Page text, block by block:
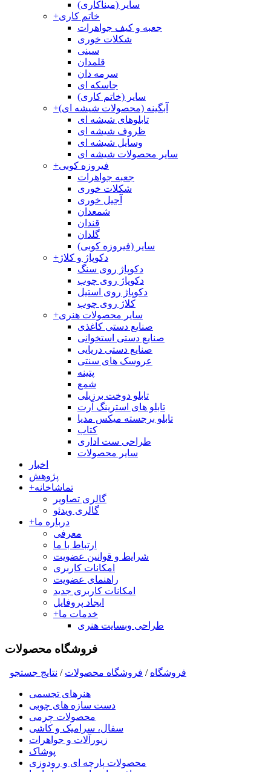
سایر (میناکاری)
+خاتم کاری
جعبه و کیف جواهرات
شکلات خوری
سینی
قلمدان
سرمه دان
جاسکه ای
سایر (خاتم کاری)
+آبگینه (محصولات شیشه ای)
تابلوهای شیشه ای
ظروف شیشه ای
وسایل شیشه ای
سایر محصولات شیشه ای
+فیروزه کوبی
جعبه جواهرات
شکلات خوری
آجیل خوری
شمعدان
قندان
گلدان
سایر (فیروزه کوبی)
+دکوپاژ و کلاژ
دکوپاژ روی سنگ
دکوپاژ روی چوب
دکوپاژ روی استیل
کلاژ روی چوب
+سایر محصولات هنری
صنایع دستی کاغذی
صنایع دستی استخوانی
صنایع دستی دریایی
عروسک های سنتی
پتینه
شمع
تابلو دوخت برزیلی
تابلو های استرینگ آرت
تابلو برجسته میکس مدیا
کتاب
طراحی ست اداری
سایر محصولات
اخبار
پژوهش
+تماشاخانه
گالری تصاویر
گالری ویدئو
+درباره ما
معرفی
ارتباط با ما
شرایط و قوانین عضویت
امکانات کاربری
راهنمای عضویت
امکانات کاربری جدید
ایجاد پروفایل
+خدمات ما
طراحی وبسایت هنری
فروشگاه محصولات
فروشگاه / فروشگاه محصولات / نتايج جستجو
هنرهای تجسمی
دست سازه های چوبی
محصولات چرمی
سفال، سرامیک و کاشی
زیورآلات و جواهرات
پوشاک
محصولات پارچه ای و رودوزی